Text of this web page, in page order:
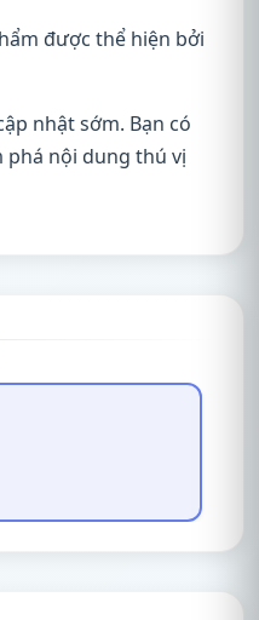
được thể hiện bởi
nhật sớm. Bạn có
phá nội dung thú vị